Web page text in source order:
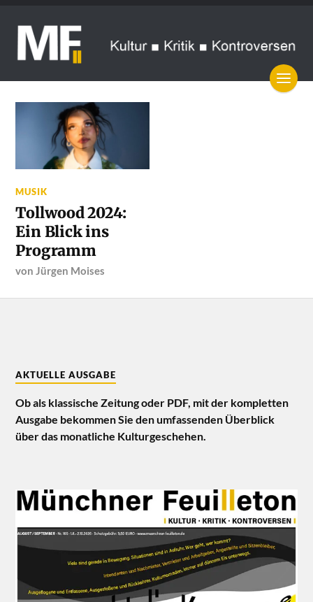
MUSIK
Tollwood 2024:
Ein Blick ins
Programm
von Jürgen Moises
AKTUELLE AUSGABE
Ob als klassische Zeitung oder PDF, mit der kompletten
Ausgabe bekommen Sie den umfassenden Überblick
über das monatliche Kulturgeschehen.